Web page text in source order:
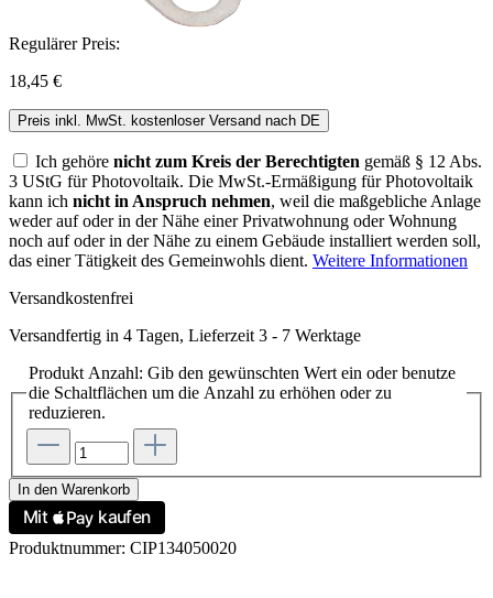
Regulärer Preis:
18,45 €
Preis inkl. MwSt. kostenloser Versand nach DE
Ich gehöre nicht zum Kreis der Berechtigten gemäß § 12 Abs.
3 UStG für Photovoltaik. Die MwSt.-Ermäßigung für Photovoltaik
kann ich nicht in Anspruch nehmen, weil die maßgebliche Anlage
weder auf oder in der Nähe einer Privatwohnung oder Wohnung
noch auf oder in der Nähe zu einem Gebäude installiert werden soll,
das einer Tätigkeit des Gemeinwohls dient. Weitere Informationen
Versandkostenfrei
Versandfertig in 4 Tagen, Lieferzeit 3 - 7 Werktage
Produkt Anzahl: Gib den gewünschten Wert ein oder benutze
die Schaltflächen um die Anzahl zu erhöhen oder zu
reduzieren.
In den Warenkorb
Produktnummer: CIP134050020